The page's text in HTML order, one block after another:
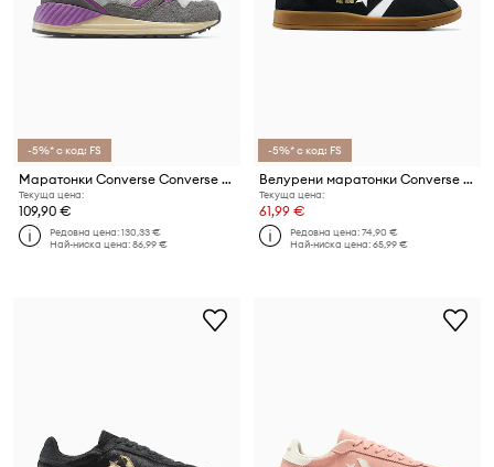
-5%* с код: FS
Маратонки Converse Converse Wave Trainer
Текуща цена:
109,90 €
Редовна цена:130,33 €
Най-ниска цена:86,99 €
-5%* с код: FS
Велурени маратонки Converse All Star Classic Trainer
Текуща цена:
61,99 €
Редовна цена:74,90 €
Най-ниска цена:65,99 €